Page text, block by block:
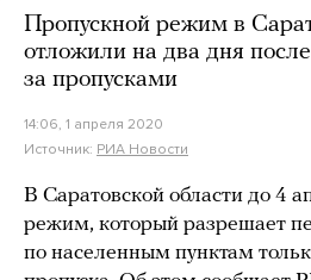
Пропускной режим в
отложили на два дня
за пропусками
14:06, 1 апреля 2020
Источник: РИА Новости
В Саратовской области до 4
режим, который разрешает
по населенным пунктам